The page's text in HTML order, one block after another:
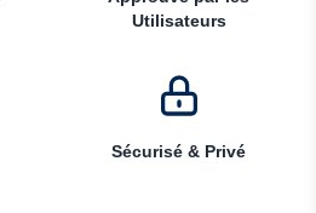
Utilisateurs
Sécurisé & Privé